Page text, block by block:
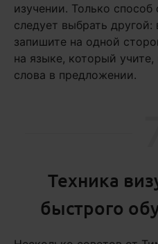
изучении. Только
следует выбрать
запишите на одной
на языке, который
слова в предложении.
Техника
быстрого